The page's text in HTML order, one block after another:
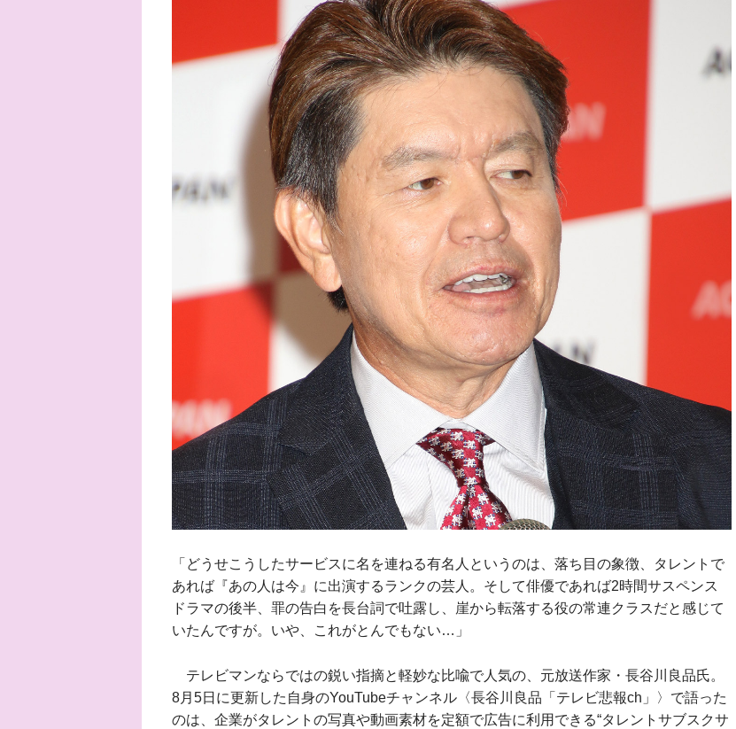
「どうせこうしたサービスに名を連ねる有名人というのは、落ち目の象徴、タレントで
あれば『あの人は今』に出演するランクの芸人。そして俳優であれば2時間サスペンス
ドラマの後半、罪の告白を長台詞で吐露し、崖から転落する役の常連クラスだと感じて
いたんですが。いや、これがとんでもない…」
テレビマンならではの鋭い指摘と軽妙な比喩で人気の、元放送作家・長谷川良品氏。
8月5日に更新した自身のYouTubeチャンネル〈長谷川良品「テレビ悲報ch」〉で語った
のは、企業がタレントの写真や動画素材を定額で広告に利用できる“タレントサブスクサ